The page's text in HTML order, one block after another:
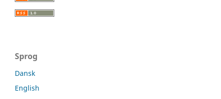
Sprog
Dansk
English